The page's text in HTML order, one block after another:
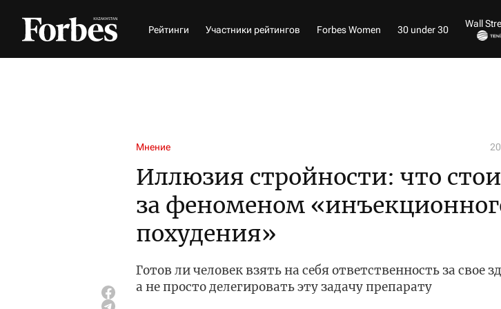
Рейтинги Участники рейтингов Forbes Women 30 under 30
Wall
Мнение
Иллюзия стройности: что
за феноменом
похудения»
Готов ли человек взять на себя ответственность за свое
а не просто делегировать эту задачу препарату